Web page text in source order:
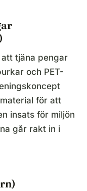
tjäna pengar
och PET-
för att
insats för miljön
går rakt in i